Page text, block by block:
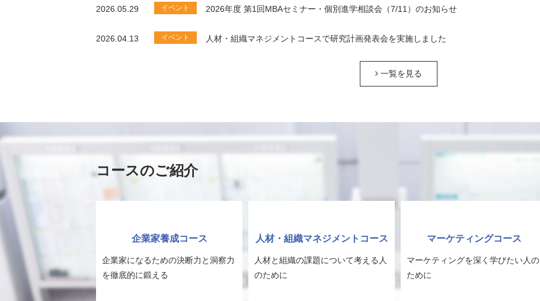
2026.05.29 イベント 2026年度 第1回MBAセミナー・個別進学相談会（7/11）のお知らせ
2026.04.13 イベント 人材・組織マネジメントコースで研究計画発表会を実施しました
一覧を見る
コースのご紹介
企業家養成コース
企業家になるための決断力と洞察力
を徹底的に鍛える
人材・組織マネジメントコース
人材と組織の課題について考える人
のために
マーケティングコース
マーケティングを深く学びたい人の
ために